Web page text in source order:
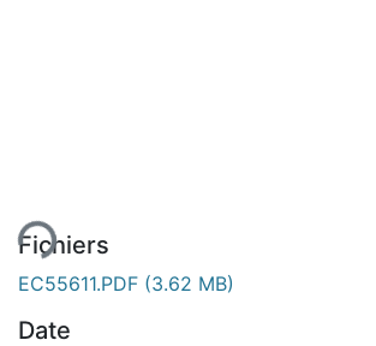
Fichiers
EC55611.PDF (3.62 MB)
Date